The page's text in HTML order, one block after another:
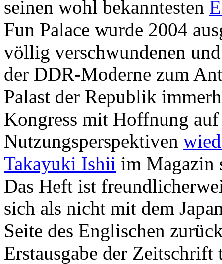
seinen wohl bekanntesten
Fun Palace wurde 2004
völlig verschwundenen
der DDR-Moderne zum
Palast der Republik
Kongress mit Hoffnung auf
Nutzungsperspektiven
Takayuki Ishii im Magazin
Das Heft ist
sich als nicht mit dem
Seite des Englischen
Erstausgabe der